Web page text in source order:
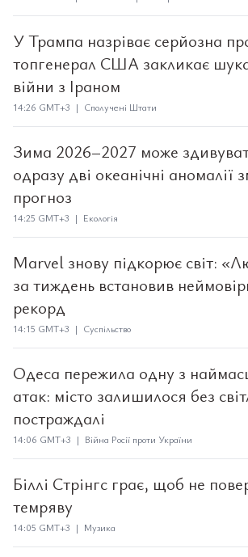
У Трампа назріває серйозна
топгенерал США закликає
війни з Іраном
14:26 GMT+3 | Сполучені Штати
Зима 2026–2027 може
одразу дві океанічні аномалії
прогноз
14:25 GMT+3 | Екологія
Marvel знову підкорює світ:
за тиждень встановив
рекорд
14:15 GMT+3 | Суспільство
Одеса пережила одну з
атак: місто залишилося без
постраждалі
14:06 GMT+3 | Війна Росії проти України
Біллі Стрінгс грає, щоб не
темряву
14:05 GMT+3 | Музика